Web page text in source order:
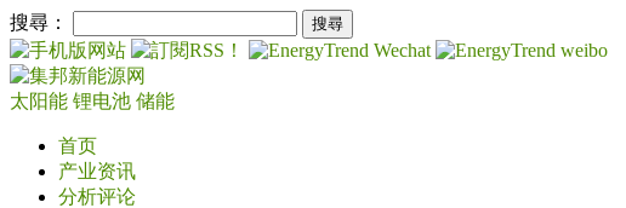
搜尋：
太阳能 锂电池 储能
首页
产业资讯
分析评论